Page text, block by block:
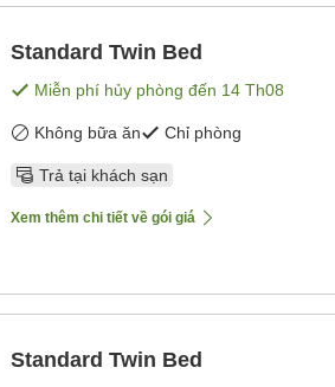
Standard Twin Bed
Miễn phí hủy phòng đến 14 Th08
Không bữa ăn Chỉ phòng
Trả tại khách sạn
Xem thêm chi tiết về gói giá
Standard Twin Bed